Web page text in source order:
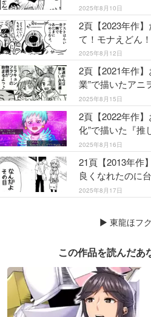
2025年8月10日
2頁【2023年作
て！モナえどん！
2025年8月12日
2頁【2021年作】
業”で描いたアニ
2025年8月15日
2頁【2022年作】
化”で描いた『推
変わったヲタク』
2025年8月16日
21頁【2013年作
良くなれたのに
る事を言及したい
2025年8月17日
▶ 東龍ほフ
この作品を読んだあ